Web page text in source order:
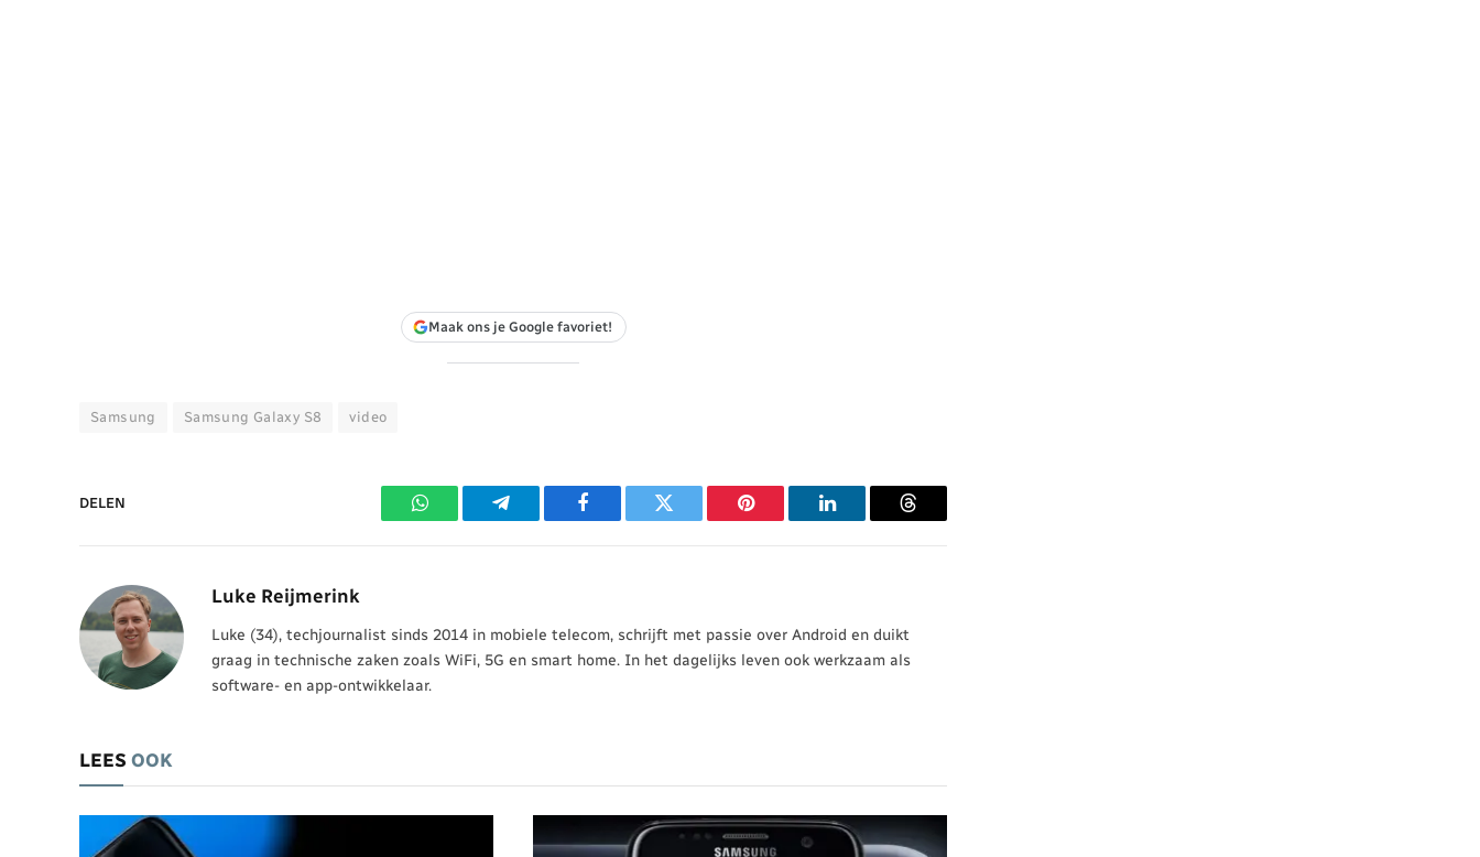
Maak ons je Google favoriet!
Samsung Samsung Galaxy S8 video
DELEN
WhatsAppTelegram Facebook Twitter Pinterest LinkedIn Threads
Luke Reijmerink
Luke (34), techjournalist sinds 2014 in mobiele telecom, schrijft met passie over Android en duikt
graag in technische zaken zoals WiFi, 5G en smart home. In het dagelijks leven ook werkzaam als
software- en app-ontwikkelaar.
LEES OOK